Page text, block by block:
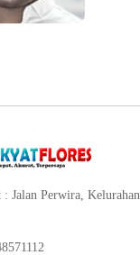
: Jalan Perwira,